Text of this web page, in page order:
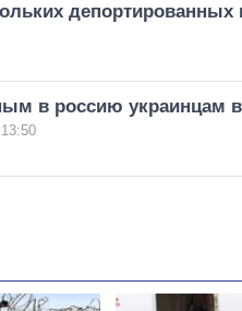
в россию украинцам